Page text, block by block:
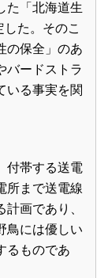
た「北海道生
た。そのこ
の保全」のあ
バードストラ
いる事実を関
付帯する送電
所まで送電線
画であり、
鳥には優しい
るものであ